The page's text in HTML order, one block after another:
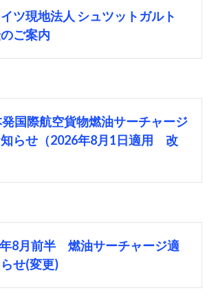
ツ現地法人 シュツットガルト
ご案内
国際航空貨物燃油サーチャージ
らせ（2026年8月1日適用 改
8月前半 燃油サーチャージ適
せ(変更)